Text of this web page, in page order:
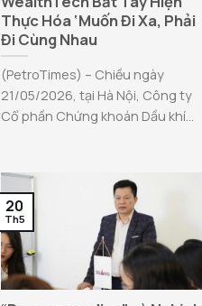
Thực Hóa ‘Muốn Đi Xa, Phải
Đi Cùng Nhau
(PetroTimes) – Chiều ngày
21/05/2026, tại Hà Nội, Công ty
Cổ phần Chứng khoán Dầu khí...
20
Th5